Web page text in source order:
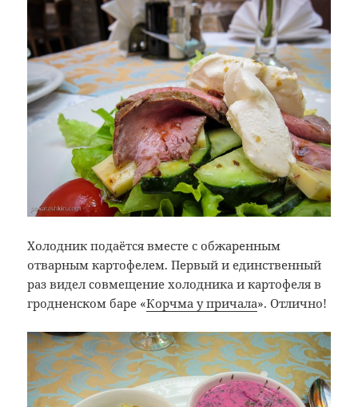
Холодник подаётся вместе с обжаренным
отварным картофелем. Первый и единственный
раз видел совмещение холодника и картофеля в
гродненском баре «Корчма у причала». Отлично!